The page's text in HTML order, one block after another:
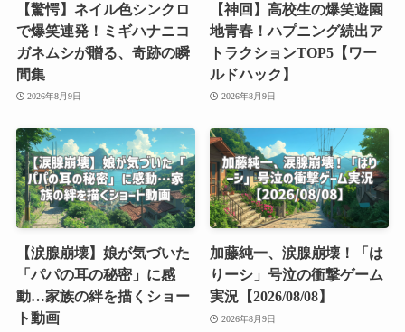
【驚愕】ネイル色シンクロ
で爆笑連発！ミギハナニコ
ガネムシが贈る、奇跡の瞬
間集
2026年8月9日
【神回】高校生の爆笑遊園
地青春！ハプニング続出ア
トラクションTOP5【ワー
ルドハック】
2026年8月9日
【涙腺崩壊】娘が気づいた
「パパの耳の秘密」に感
動…家族の絆を描くショー
ト動画
加藤純一、涙腺崩壊！「は
りーシ」号泣の衝撃ゲーム
実況【2026/08/08】
2026年8月9日